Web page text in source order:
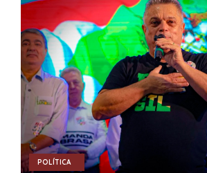
POLÍTICA